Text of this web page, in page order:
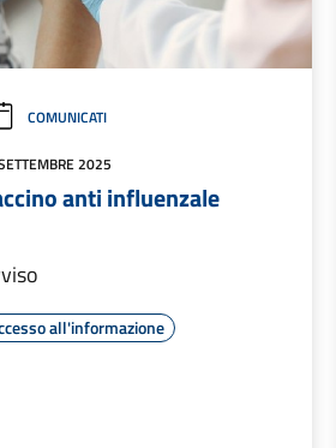
COMUNICATI
2025
anti influenzale
all'informazione